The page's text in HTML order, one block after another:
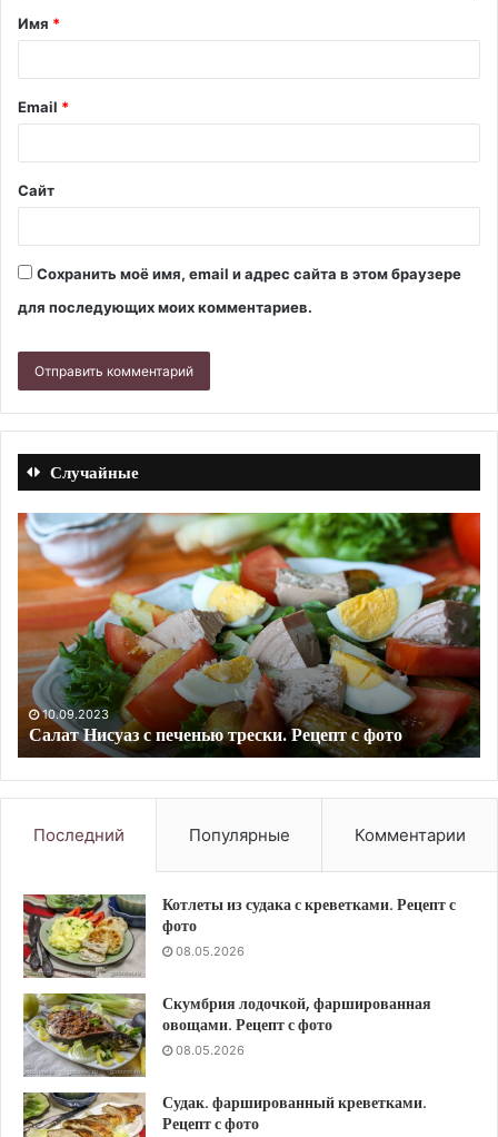
Имя *
Email *
Сайт
Сохранить моё имя, email и адрес сайта в этом браузере
для последующих моих комментариев.
Случайные
Жевательный
мармелад.
Рецепт
с
10.09.2023
Жевательный мармелад. Рецепт с фото
Последний Популярные Комментарии
Котлеты из судака с креветками. Рецепт с
фото
08.05.2026
Скумбрия лодочкой, фаршированная
овощами. Рецепт с фото
08.05.2026
Судак. фаршированный креветками.
Рецепт с фото